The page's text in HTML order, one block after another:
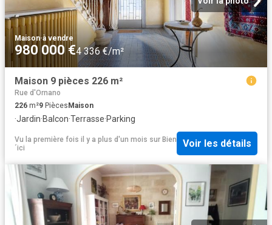
Maison·à vendre
980 000 €4 336 €/m²
Maison 9 pièces 226 m²
Rue d'Ornano
226 m²9 PiècesMaison
·Jardin·Balcon·Terrasse·Parking
Vu la première fois il y a plus d'un mois sur Bien
´ici
Voir les détails